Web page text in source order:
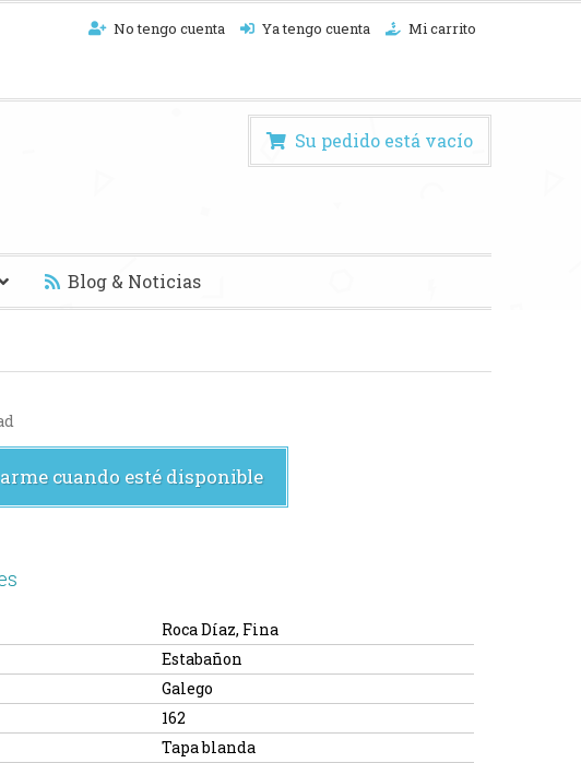
No tengo cuenta Ya tengo cuenta Mi carrito
Su pedido está vacío
Blog & Noticias
cuando esté disponible
Roca Díaz, Fina
Estabañon
Galego
162
Tapa blanda